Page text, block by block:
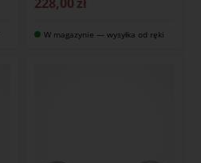
W magazynie — wysyłka od ręki